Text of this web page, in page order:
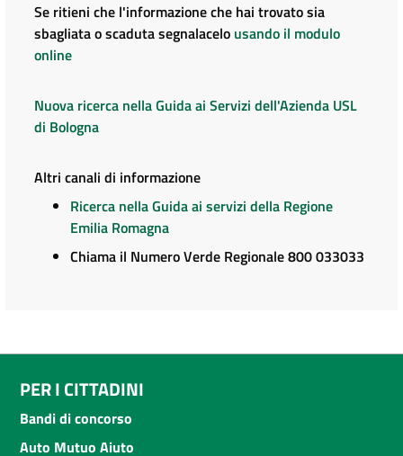
Se ritieni che l'informazione che hai trovato sia
sbagliata o scaduta segnalacelo usando il modulo
online
Nuova ricerca nella Guida ai Servizi dell'Azienda USL
di Bologna
Altri canali di informazione
Ricerca nella Guida ai servizi della Regione
Emilia Romagna
Chiama il Numero Verde Regionale 800 033033
PER I CITTADINI
Bandi di concorso
Auto Mutuo Aiuto